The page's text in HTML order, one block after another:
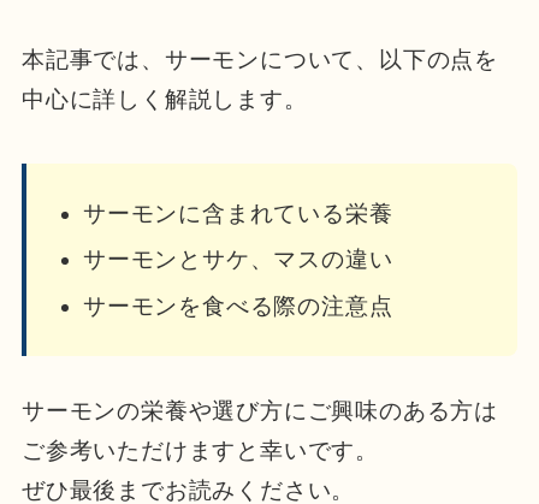
本記事では、サーモンについて、以下の点を
中心に詳しく解説します。
サーモンに含まれている栄養
サーモンとサケ、マスの違い
サーモンを食べる際の注意点
サーモンの栄養や選び方にご興味のある方は
ご参考いただけますと幸いです。
ぜひ最後までお読みください。